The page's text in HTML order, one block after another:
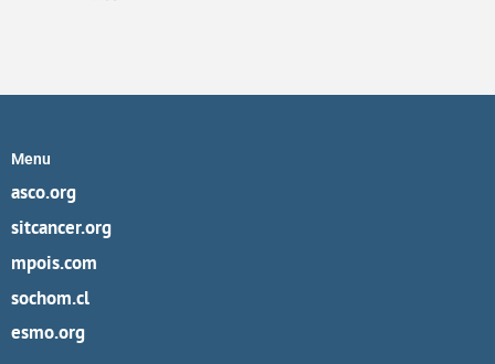
Menu
asco.org
sitcancer.org
mpois.com
sochom.cl
esmo.org